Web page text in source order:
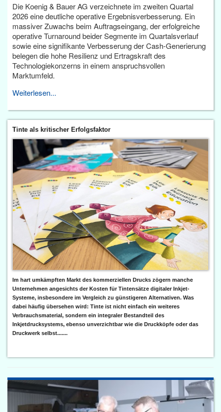
Die Koenig & Bauer AG verzeichnete im zweiten Quartal
2026 eine deutliche operative Ergebnisverbesserung. Ein
massiver Zuwachs beim Auftragseingang, der erfolgreiche
operative Turnaround beider Segmente im Quartalsverlauf
sowie eine signifikante Verbesserung der Cash-Generierung
belegen die hohe Resilienz und Ertragskraft des
Technologiekonzerns in einem anspruchsvollen
Marktumfeld.
Weiterlesen...
Tinte als kritischer Erfolgsfaktor
Im hart umkämpften Markt des kommerziellen Drucks zögern manche
Unternehmen angesichts der Kosten für Tintensätze digitaler Inkjet-
Systeme, insbesondere im Vergleich zu günstigeren Alternativen. Was
dabei häufig übersehen wird: Tinte ist nicht einfach ein weiteres
Verbrauchsmaterial, sondern ein integraler Bestandteil des
Inkjetdrucksystems, ebenso unverzichtbar wie die Druckköpfe oder das
Druckwerk selbst.......